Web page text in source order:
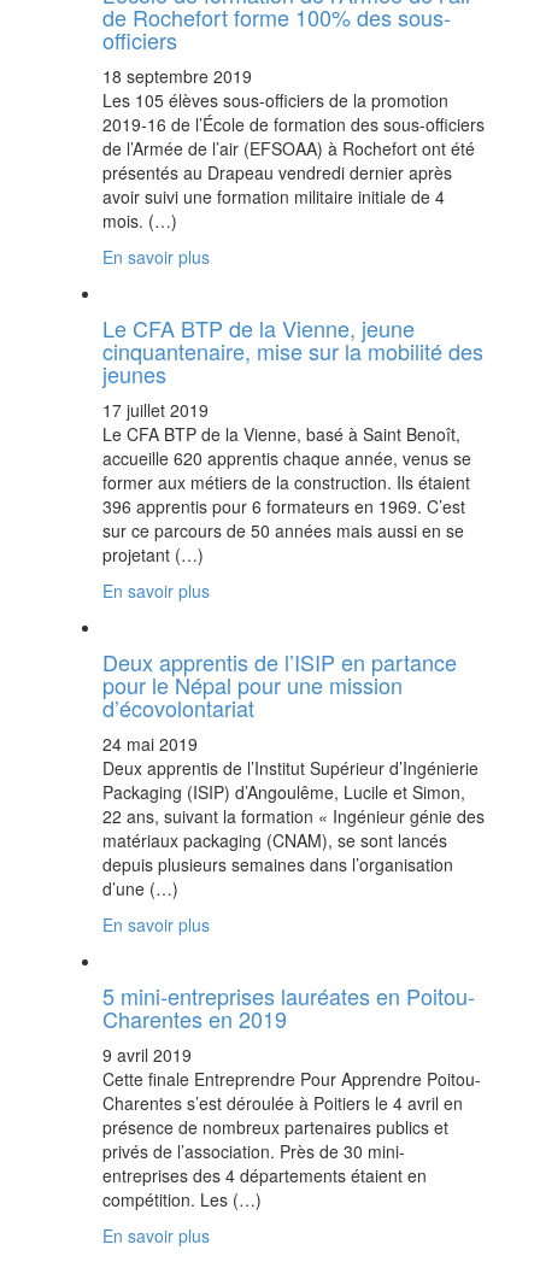
de Rochefort forme 100% des sous-
officiers
18 septembre 2019
Les 105 élèves sous-officiers de la promotion
2019-16 de l’École de formation des sous-officiers
de l’Armée de l’air (EFSOAA) à Rochefort ont été
présentés au Drapeau vendredi dernier après
avoir suivi une formation militaire initiale de 4
mois. (…)
En savoir plus
Le CFA BTP de la Vienne, jeune
cinquantenaire, mise sur la mobilité des
jeunes
17 juillet 2019
Le CFA BTP de la Vienne, basé à Saint Benoît,
accueille 620 apprentis chaque année, venus se
former aux métiers de la construction. Ils étaient
396 apprentis pour 6 formateurs en 1969. C’est
sur ce parcours de 50 années mais aussi en se
projetant (…)
En savoir plus
Deux apprentis de l’ISIP en partance
pour le Népal pour une mission
d’écovolontariat
24 mai 2019
Deux apprentis de l’Institut Supérieur d’Ingénierie
Packaging (ISIP) d’Angoulême, Lucile et Simon,
22 ans, suivant la formation « Ingénieur génie des
matériaux packaging (CNAM), se sont lancés
depuis plusieurs semaines dans l’organisation
d’une (…)
En savoir plus
5 mini-entreprises lauréates en Poitou-
Charentes en 2019
9 avril 2019
Cette finale Entreprendre Pour Apprendre Poitou-
Charentes s’est déroulée à Poitiers le 4 avril en
présence de nombreux partenaires publics et
privés de l’association. Près de 30 mini-
entreprises des 4 départements étaient en
compétition. Les (…)
En savoir plus